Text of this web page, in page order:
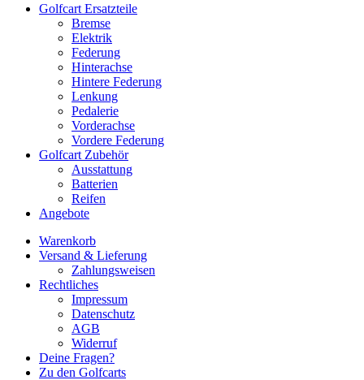
Golfcart Ersatzteile
Bremse
Elektrik
Federung
Hinterachse
Hintere Federung
Lenkung
Pedalerie
Vorderachse
Vordere Federung
Golfcart Zubehör
Ausstattung
Batterien
Reifen
Angebote
Warenkorb
Versand & Lieferung
Zahlungsweisen
Rechtliches
Impressum
Datenschutz
AGB
Widerruf
Deine Fragen?
Zu den Golfcarts